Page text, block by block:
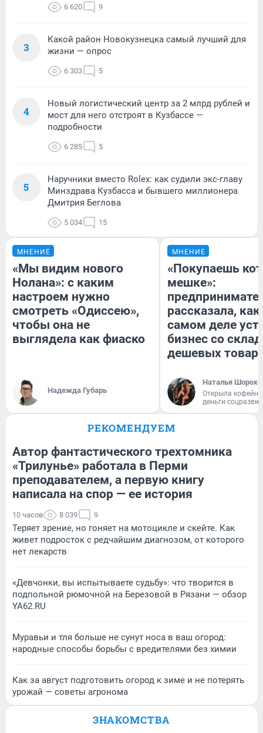
6 620 9
3
Какой район Новокузнецка самый лучший для
жизни — опрос
6 303 5
4
Новый логистический центр за 2 млрд рублей и
мост для него отстроят в Кузбассе —
подробности
6 285 5
5
Наручники вместо Rolex: как судили экс-главу
Минздрава Кузбасса и бывшего миллионера
Дмитрия Беглова
5 034 15
МНЕНИЕ
«Мы видим нового
Нолана»: с каким
настроем нужно
смотреть «Одиссею»,
чтобы она не
выглядела как фиаско
Надежда Губарь
МНЕНИЕ
«Покупаешь
мешке»:
рассказала, как
самом деле
бизнес со
дешевых
Наталья
Открыла
деньги
РЕКОМЕНДУЕМ
Автор фантастического трехтомника
«Трилунье» работала в Перми
преподавателем, а первую книгу
написала на спор — ее история
10 часов 8 039 9
Теряет зрение, но гоняет на мотоцикле и скейте. Как
живет подросток с редчайшим диагнозом, от которого
нет лекарств
«Девчонки, вы испытываете судьбу»: что творится в
подпольной рюмочной на Березовой в Рязани — обзор
YA62.RU
Муравьи и тля больше не сунут носа в ваш огород:
народные способы борьбы с вредителями без химии
Как за август подготовить огород к зиме и не потерять
урожай — советы агронома
ЗНАКОМСТВА